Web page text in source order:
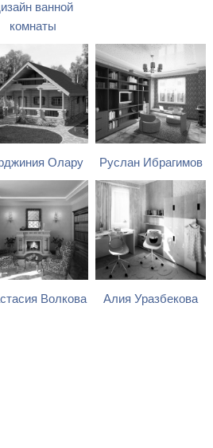
ванной
комнаты
Олару Руслан Ибрагимов
Волкова Алия Уразбекова